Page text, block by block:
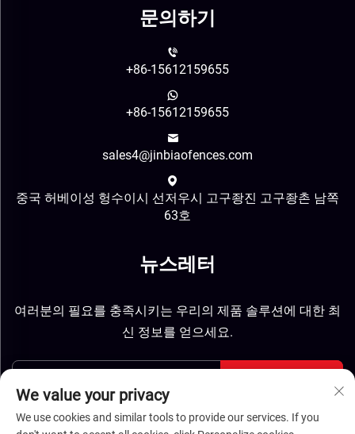
문의하기
+86-15612159655
+86-15612159655
sales4@jinbiaofences.com
중국 허베이성 헝수이시 선저우시 고구좡진 고구좡촌 남쪽
63호
뉴스레터
여러분의 필요를 충족시키는 우리의 제품 솔루션에 대한 최
신 정보를 얻으세요.
We value your privacy
We use cookies and similar tools to provide our services. If you